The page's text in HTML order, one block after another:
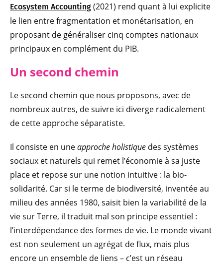
Ecosystem Accounting (2021) rend quant à lui explicite
le lien entre fragmentation et monétarisation, en
proposant de généraliser cinq comptes nationaux
principaux en complément du PIB.
Un second chemin
Le second chemin que nous proposons, avec de
nombreux autres, de suivre ici diverge radicalement
de cette approche séparatiste.
Il consiste en uneapproche holistique des systèmes
sociaux et naturels qui remet l’économie à sa juste
place et repose sur une notion intuitive : la bio-
solidarité. Car si le terme de biodiversité, inventée au
milieu des années 1980, saisit bien la variabilité de la
vie sur Terre, il traduit mal son principe essentiel :
l’interdépendance des formes de vie. Le monde vivant
est non seulement un agrégat de flux, mais plus
encore un ensemble de liens – c’est un réseau